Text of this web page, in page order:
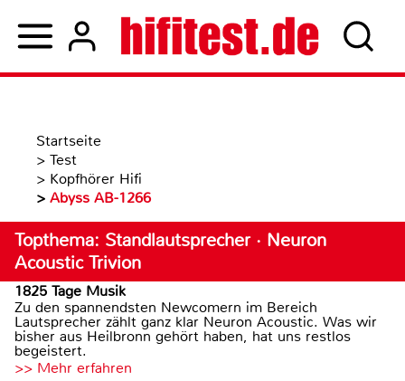
Startseite
> Test
> Kopfhörer Hifi
> Abyss AB-1266
Topthema: Standlautsprecher · Neuron
Acoustic Trivion
1825 Tage Musik
Zu den spannendsten Newcomern im Bereich
Lautsprecher zählt ganz klar Neuron Acoustic. Was wir
bisher aus Heilbronn gehört haben, hat uns restlos
begeistert.
>> Mehr erfahren